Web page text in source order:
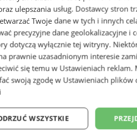
ulepszania usług. Dostawcy stron
Twoje dane w tych i innych
precyzyjne dane geolokalizacyjne i
dotyczą wyłącznie tej witryny.
prawnie uzasadnionym interesie
się temu w Ustawieniach reklam.
swoją zgodę w Ustawieniach plików
WSZYSTKIE